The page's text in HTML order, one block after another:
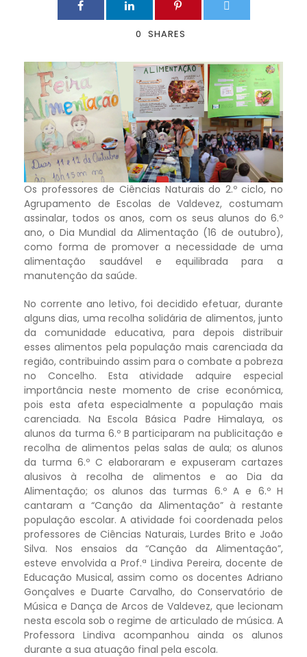
0 SHARES
Os professores de Ciências Naturais do 2.º ciclo, no
Agrupamento de Escolas de Valdevez, costumam
assinalar, todos os anos, com os seus alunos do 6.º
ano, o Dia Mundial da Alimentação (16 de outubro),
como forma de promover a necessidade de uma
alimentação saudável e equilibrada para a
manutenção da saúde.
No corrente ano letivo, foi decidido efetuar, durante
alguns dias, uma recolha solidária de alimentos, junto
da comunidade educativa, para depois distribuir
esses alimentos pela população mais carenciada da
região, contribuindo assim para o combate a pobreza
no Concelho. Esta atividade adquire especial
importância neste momento de crise económica,
pois esta afeta especialmente a população mais
carenciada. Na Escola Básica Padre Himalaya, os
alunos da turma 6.º B participaram na publicitação e
recolha de alimentos pelas salas de aula; os alunos
da turma 6.º C elaboraram e expuseram cartazes
alusivos à recolha de alimentos e ao Dia da
Alimentação; os alunos das turmas 6.º A e 6.º H
cantaram a “Canção da Alimentação” à restante
população escolar. A atividade foi coordenada pelos
professores de Ciências Naturais, Lurdes Brito e João
Silva. Nos ensaios da “Canção da Alimentação”,
esteve envolvida a Prof.ª Lindiva Pereira, docente de
Educação Musical, assim como os docentes Adriano
Gonçalves e Duarte Carvalho, do Conservatório de
Música e Dança de Arcos de Valdevez, que lecionam
nesta escola sob o regime de articulado de música. A
Professora Lindiva acompanhou ainda os alunos
durante a sua atuação final pela escola.